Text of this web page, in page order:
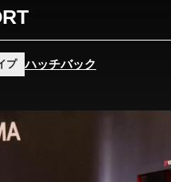
プ ハッチバック